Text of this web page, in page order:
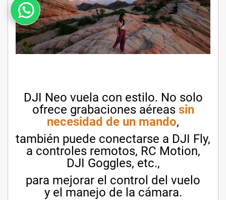
DJI Neo vuela con estilo. No solo
ofrece grabaciones aéreas sin
necesidad de un mando,
también puede conectarse a DJI Fly,
a controles remotos, RC Motion,
DJI Goggles, etc.,
para mejorar el control del vuelo
y el manejo de la cámara.